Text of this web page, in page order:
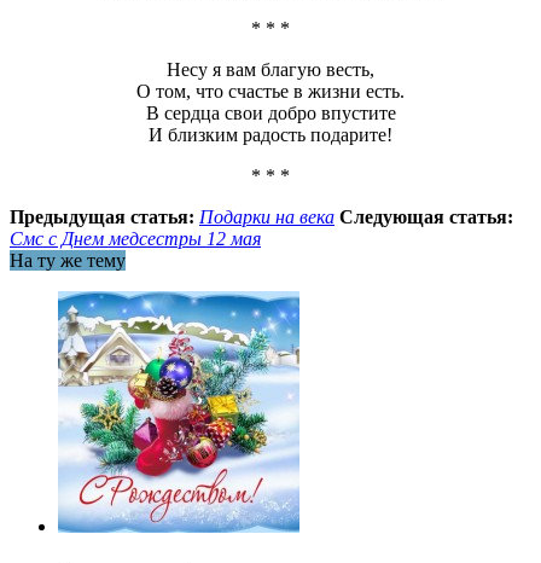
* * *
Несу я вам благую весть,
О том, что счастье в жизни есть.
В сердца свои добро впустите
И близким радость подарите!
* * *
Предыдущая статья: Подарки на века Следующая статья:
Смс с Днем медсестры 12 мая
На ту же тему